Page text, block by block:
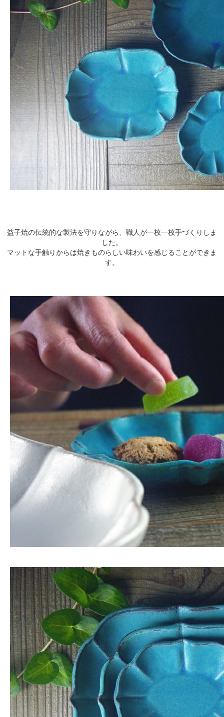
益子焼の伝統的な製法を守りながら、職人が一枚一枚手づくりしま
した。
マットな手触りからは焼きものらしい味わいを感じることができま
す。